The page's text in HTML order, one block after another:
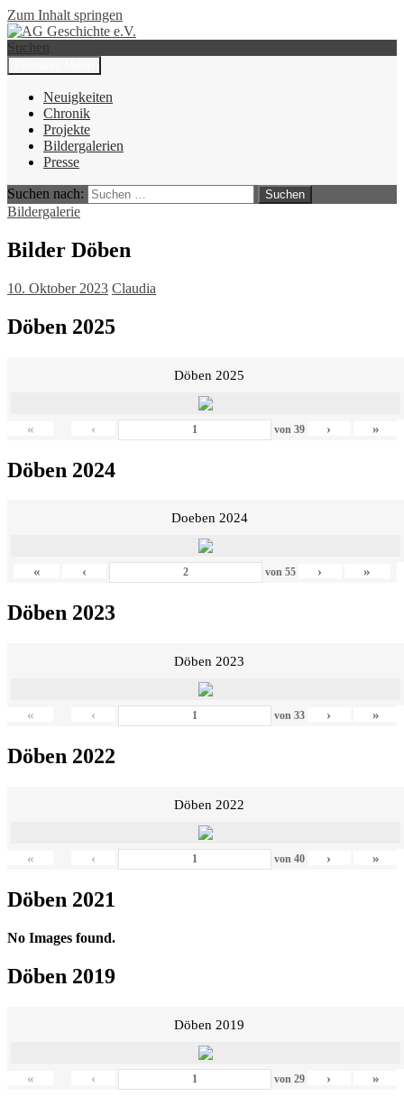
Zum Inhalt springen
AG Geschichte e.V.
Suchen
Neuigkeiten
Chronik
Projekte
Bildergalerien
Presse
Suchen nach:
Bildergalerie
Bilder Döben
10. Oktober 2023 Claudia
Döben 2025
Döben 2025
« ‹ von 39 › »
Döben 2024
Doeben 2024
« ‹ von 55 › »
Döben 2023
Döben 2023
« ‹ von 33 › »
Döben 2022
Döben 2022
« ‹ von 40 › »
Döben 2021
No Images found.
Döben 2019
Döben 2019
« ‹ von 29 › »